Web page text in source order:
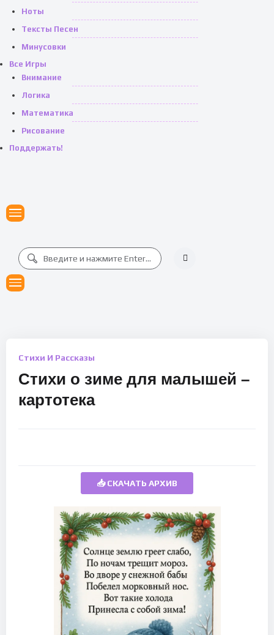
Ноты
Тексты Песен
Минусовки
Все Игры
Внимание
Логика
Математика
Рисование
Поддержать!
Стихи И Рассказы
Стихи о зиме для малышей –
картотека
📥 СКАЧАТЬ АРХИВ